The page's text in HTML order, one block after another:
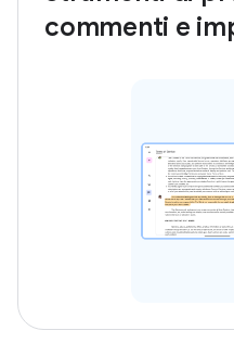
commenti e